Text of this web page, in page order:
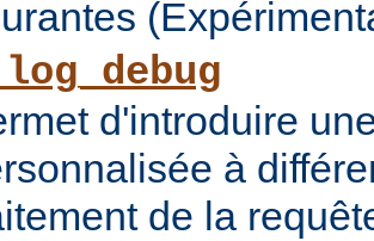
d'introduire
à
de la